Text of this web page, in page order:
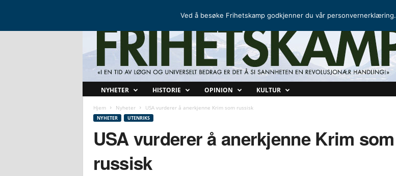
r
NYHETER HISTORIE OPINION KULTUR
Hjem Nyheter USA vurderer å anerkjenne Krim som russisk
NYHETER UTENRIKS
USA vurderer å anerkjenne Krim som
russisk
Ved å besøke Frihetskamp godkjenner du vår personvernerklæring.